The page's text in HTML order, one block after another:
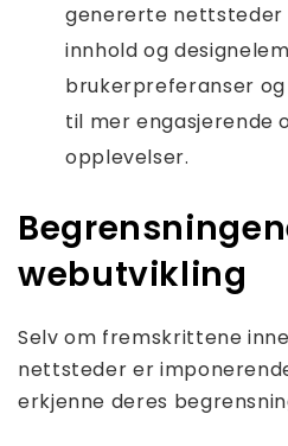
genererte nettsteder
innhold og
brukerpreferanser
til mer engasjerende
opplevelser.
webutvikling
Selv om fremskrittene
nettsteder er
erkjenne deres